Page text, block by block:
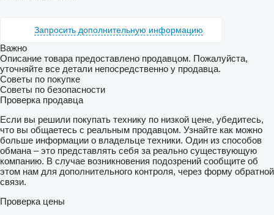
Запросить дополнительную информацию
Важно
Описание товара предоставлено продавцом. Пожалуйста,
уточняйте все детали непосредственно у продавца.
Советы по покупке
Советы по безопасности
Проверка продавца
Если вы решили покупать технику по низкой цене, убедитесь,
что вы общаетесь с реальным продавцом. Узнайте как можно
больше информации о владельце техники. Один из способов
обмана – это представлять себя за реально существующую
компанию. В случае возникновения подозрений сообщите об
этом нам для дополнительного контроля, через форму обратной
связи.
Проверка цены